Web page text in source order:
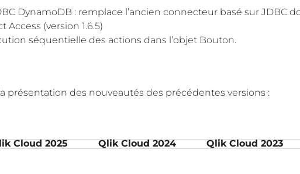
DynamoDB : remplace l’ancien connecteur basé sur JDBC
Access (version 1.6.5)
séquentielle des actions dans l’objet Bouton.
présentation des nouveautés des précédentes versions :
Cloud 2025 Qlik Cloud 2024 Qlik Cloud 2023